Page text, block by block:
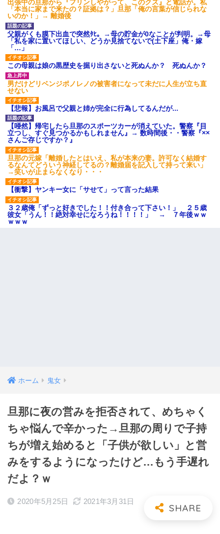
出張中の旦那から『フリンしやがって、このクズ』と電話が。私
「本当に家まで来たの？証拠は？」旦那「俺の言葉が信じられな
いのか！」→ 離婚後
父親がくも膜下出血で突然ﾀﾋ。→母の貯金が0なことが判明。→母
「私を家に置いてほしい、どうか見捨てないで(土下座」俺・嫁
「…」
この母親は娘の黒歴史を掘り出さないと死ぬんか？ 死ぬんか？
男だけどリベンジポノレノの被害者になって未だに人生が立ち直
せない
【悲報】お風呂で父親と姉が完全に行為してるんだが...
【唖然】帰宅したら旦那のスポーツカーが消えていた。警察『目
立つし、すぐ見つかるかもしれません』→ 数時間後・・警察『××
さんご存じですか？』
旦那の元嫁「離婚したとはいえ、私が本来の妻。許可なく結婚す
るなんてどういう神経してるの？離婚届を記入して持って来い」
→笑いが止まらなくなり・・・
【衝撃】ヤンキー女に「サせて」って言った結果
３２歳俺「ずっと好きでした！！付き合って下さい！」 ２５歳
彼女「うん！！絶対幸せになろうね！！！！」 → ７年後ｗｗ
ｗｗｗ
ホーム 鬼女
旦那に夜の営みを拒否されて、めちゃく
ちゃ悩んで辛かった→旦那の周りで子持
ちが増え始めると「子供が欲しい」と営
みをするようになったけど…もう手遅れ
だよ？ｗ
2020年5月25日 2021年3月31日